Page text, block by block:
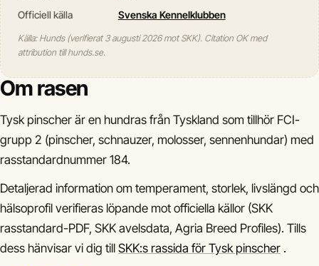
Officiell källa
Svenska Kennelklubben
Källa: Hunds (verifierat 3 augusti 2026 mot SKK). Citation OK med
attribution till hunds.se.
Om rasen
Tysk pinscher är en hundras från Tyskland som tillhör FCI-
grupp 2 (pinscher, schnauzer, molosser, sennenhundar) med
rasstandardnummer 184.
Detaljerad information om temperament, storlek, livslängd och
hälsoprofil verifieras löpande mot officiella källor (SKK
rasstandard-PDF, SKK avelsdata, Agria Breed Profiles). Tills
dess hänvisar vi dig till SKK:s rassida för Tysk pinscher .